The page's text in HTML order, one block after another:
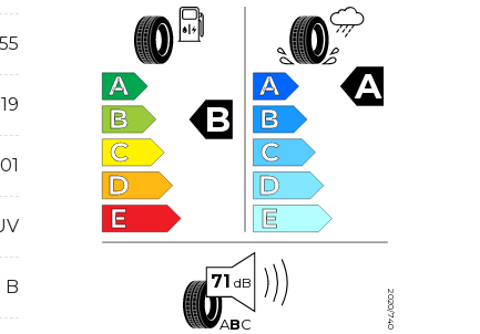
55
19
B
A
B
C
D
E
B
A
B
C
D
E
A
71 dB
ABC 2020/740